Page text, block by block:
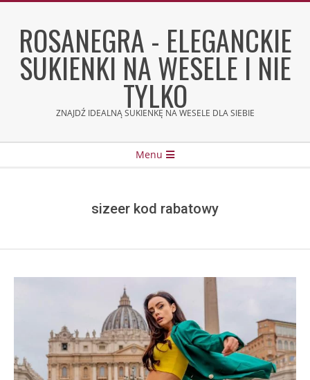
contentROSANEGRA - ELEGANCKIE
SUKIENKI NA WESELE I NIE
TYLKO
ZNAJDŹ IDEALNĄ SUKIENKĘ NA WESELE DLA SIEBIE
Menu
sizeer kod rabatowy